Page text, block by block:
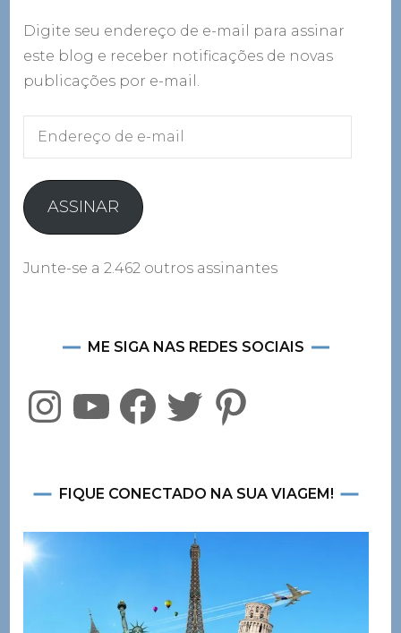
Digite seu endereço de e-mail para assinar
este blog e receber notificações de novas
publicações por e-mail.
Endereço
mailASSINAR
Junte-se a 2.462 outros assinantes
ME SIGA NAS REDES SOCIAIS
InstagramYouTubeFacebookTwitter Pinterest
FIQUE CONECTADO NA SUA VIAGEM!